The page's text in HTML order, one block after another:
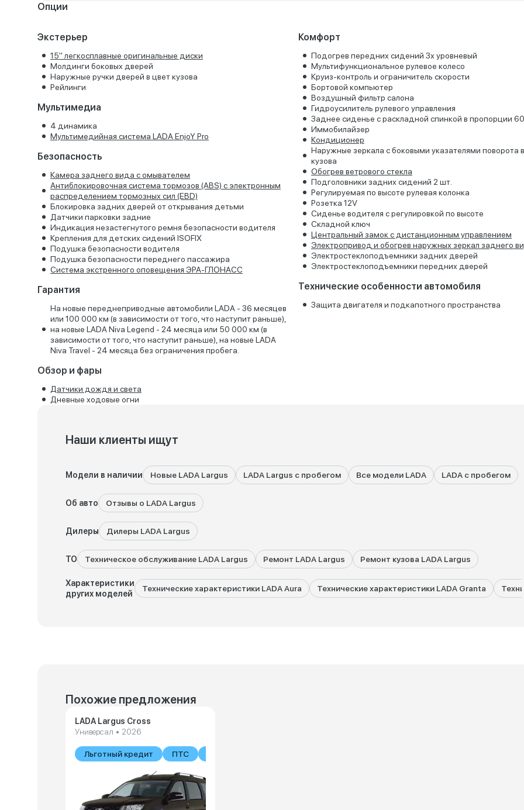
Опции
Экстерьер
15'' легкосплавные оригинальные диски
Молдинги боковых дверей
Наружные ручки дверей в цвет кузова
Рейлинги
Мультимедиа
4 динамика
Мультимедийная система LADA EnjoY Pro
Безопасность
Камера заднего вида с омывателем
Антиблокировочная система тормозов (ABS) с электронным
распределением тормозных сил (EBD)
Блокировка задних дверей от открывания детьми
Датчики парковки задние
Индикация незастегнутого ремня безопасности водителя
Крепления для детских сидений ISOFIX
Подушка безопасности водителя
Подушка безопасности переднего пассажира
Система экстренного оповещения ЭРА-ГЛОНАСС
Гарантия
На новые переднеприводные автомобили LADA - 36 месяцев
или 100 000 км (в зависимости от того, что наступит раньше),
на новые LADA Niva Legend - 24 месяца или 50 000 км (в
зависимости от того, что наступит раньше), на новые LADA
Niva Travel - 24 месяца без ограничения пробега.
Обзор и фары
Датчики дождя и света
Дневные ходовые огни
Комфорт
Подогрев передних сидений 3х уровневый
Мультифункциональное рулевое колесо
Круиз-контроль и ограничитель скорости
Бортовой компьютер
Воздушный фильтр салона
Гидроусилитель рулевого управления
Заднее сиденье с раскладной спинкой в пропорции
Иммобилайзер
Кондиционер
Наружные зеркала с боковыми указателями поворота
кузова
Обогрев ветрового стекла
Подголовники задних сидений 2 шт.
Регулируемая по высоте рулевая колонка
Розетка 12V
Сиденье водителя с регулировкой по высоте
Складной ключ
Центральный замок с дистанционным управлением
Электропривод и обогрев наружных зеркал заднего
Электростеклоподъемники задних дверей
Электростеклоподъемники передних дверей
Технические особенности автомобиля
Защита двигателя и подкапотного пространства
Наши клиенты ищут
Модели в наличии Новые LADA Largus LADA Largus с пробегом Все модели LADA LADA с пробегом
Об авто Отзывы о LADA Largus
Дилеры Дилеры LADA Largus
ТО Техническое обслуживание LADA Largus Ремонт LADA Largus Ремонт кузова LADA Largus
Характеристики
других моделей
Технические характеристики LADA Aura Технические характеристики LADA Granta
Похожие предложения
LADA Largus Cross
Универсал • 2026
Льготный кредит ПТС